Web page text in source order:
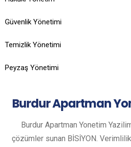
Güvenlik Yönetimi
Temizlik Yönetimi
Peyzaş Yönetimi
BurdurApartman
Burdur Apartman Yonetim
çözümler sunan BİSİYON.